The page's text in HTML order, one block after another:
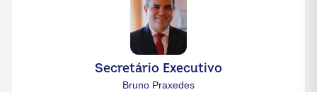
Secretário Executivo
Bruno Praxedes